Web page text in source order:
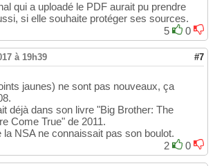
qui a uploadé le PDF aurait pu prendre
si elle souhaite protéger ses sources.
5
0
à 19h39 #7
jaunes) ne sont pas nouveaux, ça
déjà dans son livre "Big Brother: The
Come True" de 2011.
NSA ne connaissait pas son boulot.
2
0